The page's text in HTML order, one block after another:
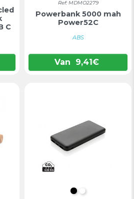
C
Ref: MDMO2279
Powerbank 5000 mah
Power52C
ABS
Van 9,41€
ZWART
WIT